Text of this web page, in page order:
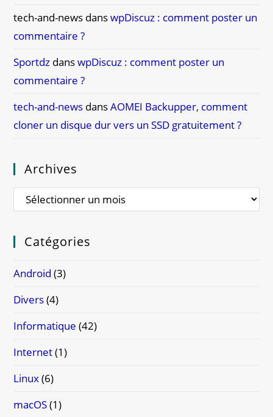
tech-and-news danswpDiscuz : comment poster un
commentaire ?
Sportdz danswpDiscuz : comment poster un
commentaire ?
tech-and-news dansAOMEI Backupper, comment
cloner un disque dur vers un SSD gratuitement ?
Archives
Catégories
Android (3)
Divers(4)
Informatique (42)
Internet(1)
Linux(6)
macOS(1)